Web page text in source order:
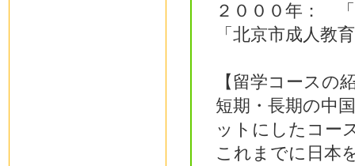
２０００年：
「北京市成人教
【留学コースの
短期・長期の中
ットにしたコー
これまでに日本